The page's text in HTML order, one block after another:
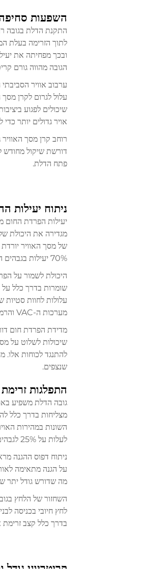
השפעות סחיפה
התקנת הדלת בגובה
לתוך הזרימה בעלת
ובכך מפחיתה את
הגובה מהווה גורם
ערבוב אוויר
עלול לגרום לקרן
שיכולים לפגוע
אויר גדולים יותר
דורשת שיקול מחודש
פתח הדלת.
ניתוח יעילות
יעילות הפרדת החום
מגדירה את היכולת
70% יעילות בגבהים העולים על 6 מטר.
היכולת לשמור על
מערכות ה-VAC והרמות של נוחות המבקרים.
מדידת הפרדת חום
שיכולות לשלוט על
להתנגד לכוחות אלו.
שנצפים.
התפלגות זרימת
גובה הדלת משפיע
מצליחות בדרך כלל
לעלות על 25% לגבהים מעל 5 מטרים.
ניתוח דפוס ההגנה
על הגנה מתאימה
מה שדורש גודל יתר
השחזור של הלחץ
לחץ חיובי בכניסה
בדרך כלל קצב זרימת אויר גבוה ב-20–30% להתקנות שמעל